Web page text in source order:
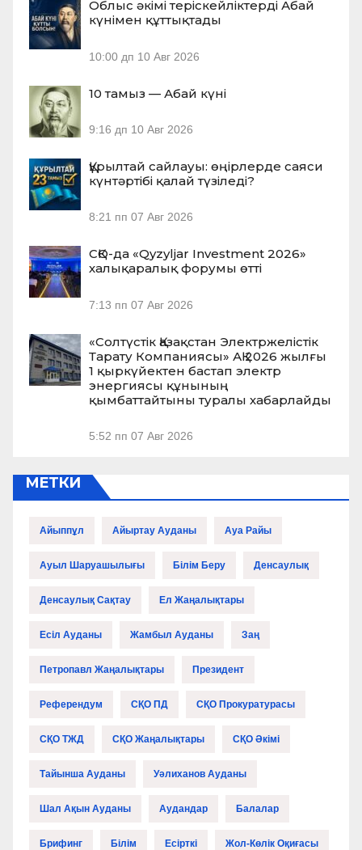
Облыс әкімі теріскейліктерді Абай
күнімен құттықтады
10:00 дп 10 Авг 2026
10 тамыз — Абай күні
9:16 дп 10 Авг 2026
Құрылтай сайлауы: өңірлерде саяси
күнтәртібі қалай түзіледі?
8:21 пп 07 Авг 2026
СҚО-да «Qyzyljar Investment 2026»
халықаралық форумы өтті
7:13 пп 07 Авг 2026
«Солтүстік Қазақстан Электржелістік
Тарату Компаниясы» АҚ 2026 жылғы
1 қыркүйектен бастап электр
энергиясы құнының
қымбаттайтыны туралы хабарлайды
5:52 пп 07 Авг 2026
МЕТКИ
Айыппұл Айыртау Ауданы Ауа Райы
Ауыл Шаруашылығы Білім Беру Денсаулық
Денсаулық Сақтау Ел Жаңалықтары
Есіл Ауданы Жамбыл Ауданы Заң
Петропавл Жаңалықтары Президент
Референдум СҚО ПД СҚО Прокуратурасы
СҚО ТЖД СҚО Жаңалықтары СҚО Әкімі
Тайынша Ауданы Уәлиханов Ауданы
Шал Ақын Ауданы Аудандар Балалар
Брифинг Білім Есірткі Жол-Көлік Оқиғасы